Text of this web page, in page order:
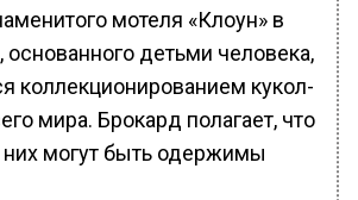
мотеля «Клоун» в
основанного детьми человека,
коллекционированием кукол-
мира. Брокард полагает, что
них могут быть одержимы